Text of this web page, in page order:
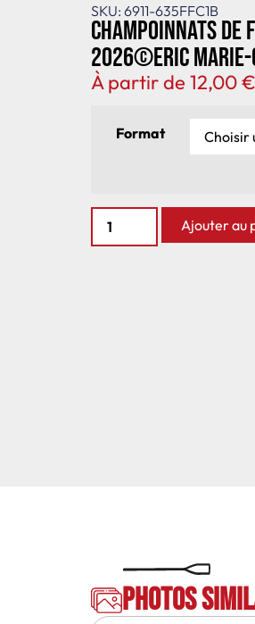
SKU: 6911-635FFC1B
Champoinnats de
2026©Eric Marie-
À partir de 12,00€
Format
Ajouter au
Photos